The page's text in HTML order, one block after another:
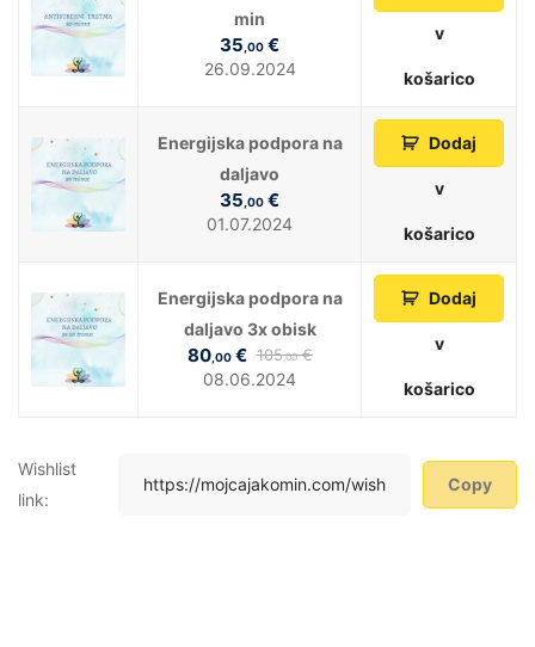
min
35 ,00 €
26.09.2024
v
košarico
Energijska podpora na
daljavo
35 ,00 €
01.07.2024
Dodaj
v
košarico
Energijska podpora na
daljavo 3x obisk
80,00 € 105,00 €
08.06.2024
Dodaj
v
košarico
Wishlist
link:
Copy